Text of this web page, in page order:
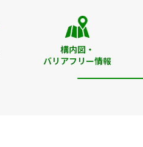
構内図・
バリアフリー情報